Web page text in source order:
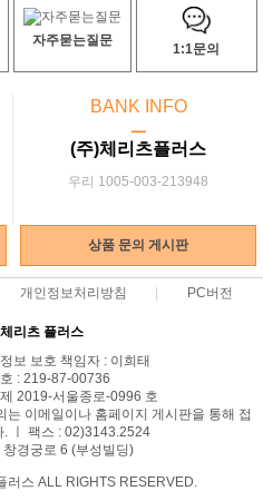
자주묻는질문
1:1문의
BANK INFO
ㅡ
(주)체리츠플러스
우리 1005-003-213948
상품 문의 게시판
개인정보처리방침 PC버전
리츠 플러스
보 보호 책임자 : 이희태
: 219-87-00736
2019-서울종로-0996 호
이메일이나 홈페이지 게시판을 통해 접
. ㅣ 팩스 : 02)3143.2524
창경궁로 6 (부성빌딩)
러스 ALL RIGHTS RESERVED.